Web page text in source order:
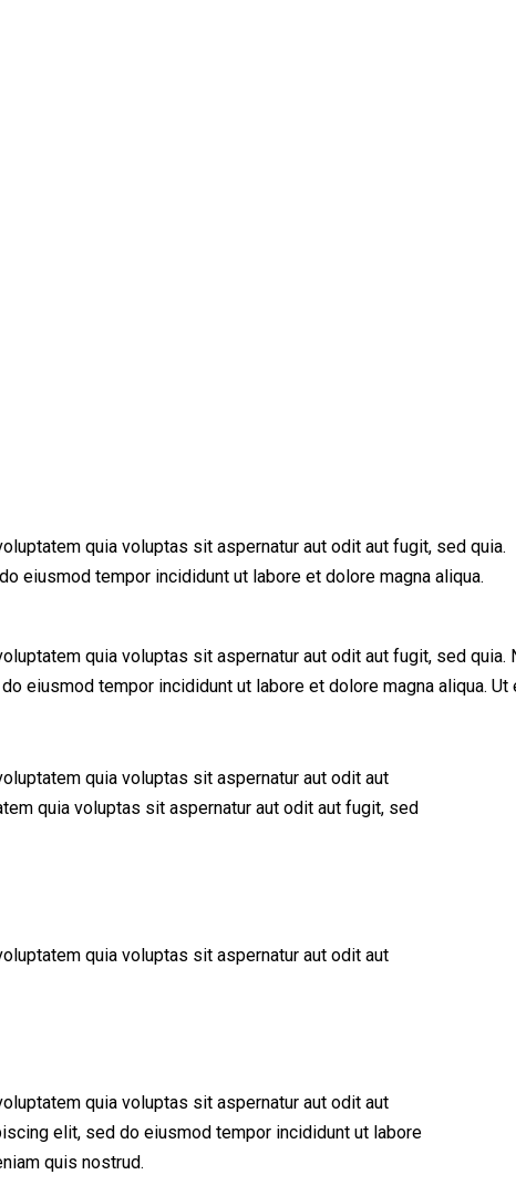
quia voluptas sit aspernatur aut odit aut fugit, sed quia.
eiusmod tempor incididunt ut labore et dolore magna aliqua.
quia voluptas sit aspernatur aut odit aut fugit, sed
eiusmod tempor incididunt ut labore et dolore magna aliqua.
quia voluptas sit aspernatur aut odit aut
quia voluptas sit aspernatur aut odit aut fugit, sed
quia voluptas sit aspernatur aut odit aut
quia voluptas sit aspernatur aut odit aut
elit, sed do eiusmod tempor incididunt ut labore
quis nostrud.